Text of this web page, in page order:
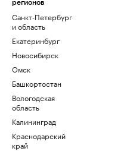
регионов
Санкт-Петербург
и область
Екатеринбург
Новосибирск
Омск
Башкортостан
Вологодская
область
Калининград
Краснодарский
край